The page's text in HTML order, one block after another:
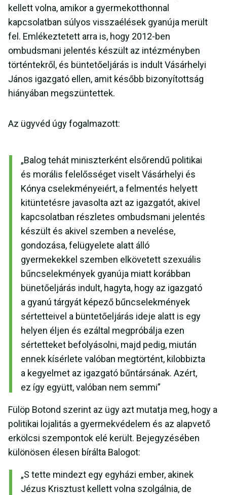
kellett volna, amikor a gyermekotthonnal
kapcsolatban súlyos visszaélések gyanúja merült
fel. Emlékeztetett arra is, hogy 2012-ben
ombudsmani jelentés készült az intézményben
történtekről, és büntetőeljárás is indult Vásárhelyi
János igazgató ellen, amit később bizonyítottság
hiányában megszüntettek.
Az ügyvéd úgy fogalmazott:
„Balog tehát miniszterként elsőrendű politikai
és morális felelősséget viselt Vásárhelyi és
Kónya cselekményeiért, a felmentés helyett
kitüntetésre javasolta azt az igazgatót, akivel
kapcsolatban részletes ombudsmani jelentés
készült és akivel szemben a nevelése,
gondozása, felügyelete alatt álló
gyermekekkel szemben elkövetett szexuális
bűncselekmények gyanúja miatt korábban
bünetőeljárás indult, hagyta, hogy az igazgató
a gyanú tárgyát képező bűncselekmények
sértetteivel a büntetőeljárás ideje alatt is egy
helyen éljen és ezáltal megpróbálja ezen
sértetteket befolyásolni, majd pedig, miután
ennek kísérlete valóban megtörtént, kilobbizta
a kegyelmet az igazgató bűntársának. Azért,
ez így együtt, valóban nem semmi”
Fülöp Botond szerint az ügy azt mutatja meg, hogy a
politikai lojalitás a gyermekvédelem és az alapvető
erkölcsi szempontok elé került. Bejegyzésében
különösen élesen bírálta Balogot:
„S tette mindezt egy egyházi ember, akinek
Jézus Krisztust kellett volna szolgálnia, de